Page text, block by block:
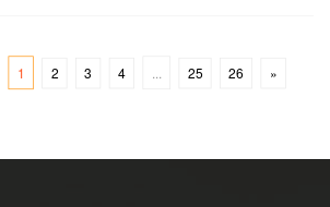
务局主办，长阳土家族自
事务局、猇亭区退役...
1 2 3 4 ... 25 26 »